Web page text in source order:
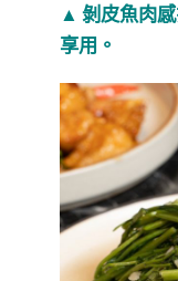
▲ 剝皮魚肉
享用。